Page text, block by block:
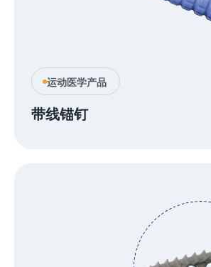
运动医学产品
带线锚钉